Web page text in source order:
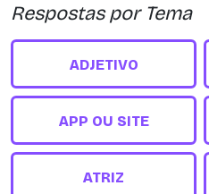
Respostas por Tema
ADJETIVO
APP OU SITE
ATRIZ